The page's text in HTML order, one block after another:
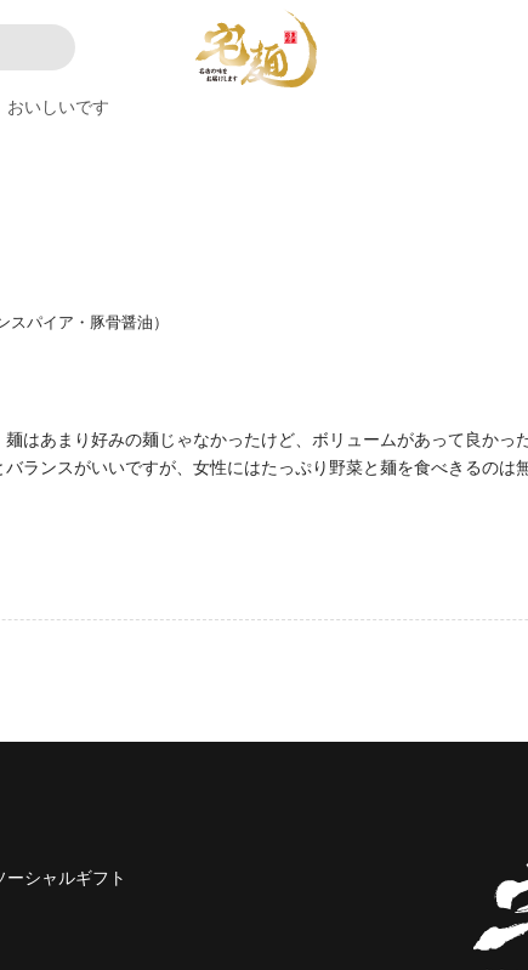
おいしいです
パイア・豚骨醤油）
はあまり好みの麺じゃなかったけど、ボリュームがあって良かっ
ランスがいいですが、女性にはたっぷり野菜と麺を食べきるの
ーシャルギフト